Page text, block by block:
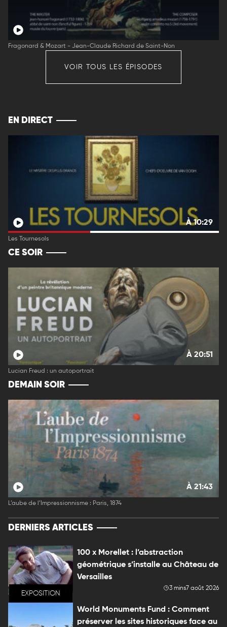
Fragonard & Mozart - Jean-Claude Richard de Saint-Non
VOIR TOUS LES ÉPISODES
EN DIRECT
À 10:29
Les Tournesols
CE SOIR
À 20:51
Lucian Freud : un autoportrait
DEMAIN SOIR
À 21:43
L’aube de l’Impressionnisme : Paris, 1874
DERNIERS ARTICLES
EXPOSITION
100 x Morellet : l’abstraction
géométrique s’installe au Château de
Versailles
3 mins7 août 2026
World Monuments Fund : Comment
préserver les sites historiques face au